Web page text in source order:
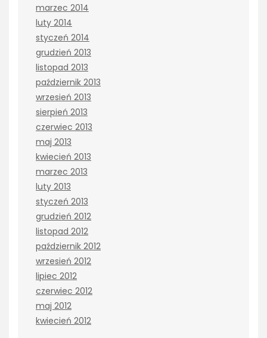
marzec 2014
luty 2014
styczeń 2014
grudzień 2013
listopad 2013
październik 2013
wrzesień 2013
sierpień 2013
czerwiec 2013
maj 2013
kwiecień 2013
marzec 2013
luty 2013
styczeń 2013
grudzień 2012
listopad 2012
październik 2012
wrzesień 2012
lipiec 2012
czerwiec 2012
maj 2012
kwiecień 2012